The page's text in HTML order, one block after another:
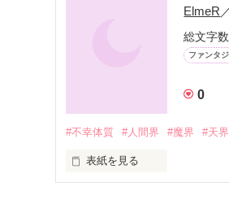
ElmeR
総文字
ファンタ
0
#不幸体質 #人間界 #魔界 #天界
表紙を見る